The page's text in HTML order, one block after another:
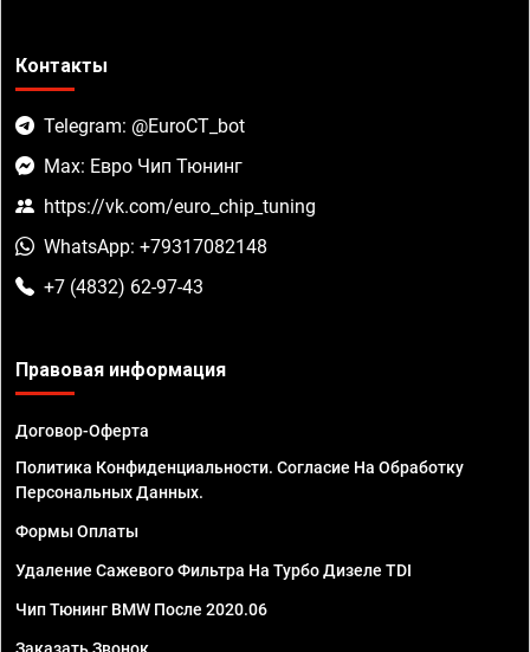
Контакты
Telegram: @EuroCT_bot
Max: Евро Чип Тюнинг
https://vk.com/euro_chip_tuning
WhatsApp: +79317082148
+7 (4832) 62-97-43
Правовая информация
Договор-Оферта
Политика Конфиденциальности. Согласие На Обработку
Персональных Данных.
Формы Оплаты
Удаление Сажевого Фильтра На Турбо Дизеле TDI
Чип Тюнинг BMW После 2020.06